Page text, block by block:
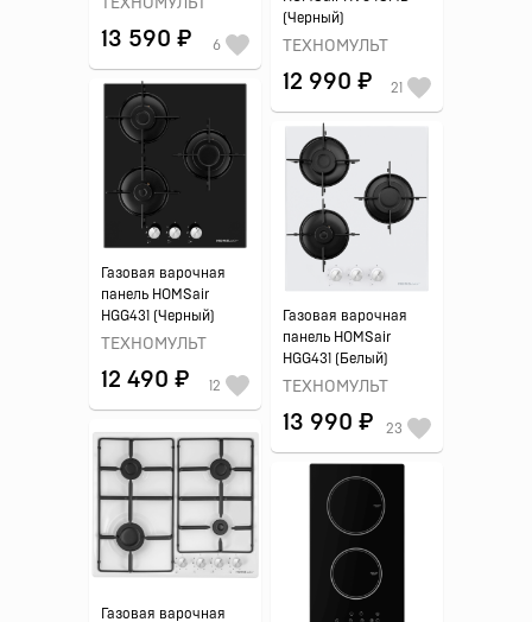
ТЕХНОМУЛЬТ
13 590 ₽ 6
(Черный)
ТЕХНОМУЛЬТ
12 990 ₽ 21
Газовая варочная
панель HOMSair
HGG431 (Черный)
ТЕХНОМУЛЬТ
12 490 ₽ 12
Газовая варочная
панель HOMSair
HGG431 (Белый)
ТЕХНОМУЛЬТ
13 990 ₽ 23
Газовая варочная